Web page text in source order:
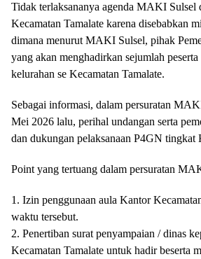
Tidak terlaksananya agenda MAKI Sulsel
Kecamatan Tamalate karena disebabkan
dimana menurut MAKI Sulsel, pihak
yang akan menghadirkan sejumlah
kelurahan se Kecamatan Tamalate.
Sebagai informasi, dalam persuratan
Mei 2026 lalu, perihal undangan serta
dan dukungan pelaksanaan P4GN tingkat
Point yang tertuang dalam persuratan
1. Izin penggunaan aula Kantor
waktu tersebut.
2. Penertiban surat penyampaian / dinas
Kecamatan Tamalate untuk hadir beserta